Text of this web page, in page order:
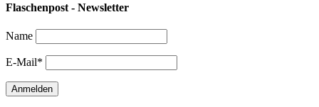
Flaschenpost - Newsletter
Name
E-Mail*